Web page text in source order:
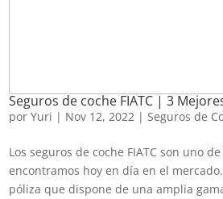
Seguros de coche FIATC | 3
porYuri | Nov 12, 2022 | Seguros de
Los seguros de coche FIATC son uno
encontramos hoy en día en el
póliza que dispone de una amplia